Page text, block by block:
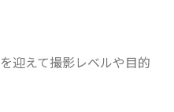
迎えて撮影レベルや目的